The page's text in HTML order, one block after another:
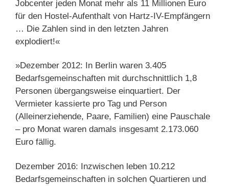
Jobcenter jeden Monat mehr als 11 Millionen Euro
für den Hostel-Aufenthalt von Hartz-IV-Empfängern
… Die Zahlen sind in den letzten Jahren
explodiert!«
»Dezember 2012: In Berlin waren 3.405
Bedarfsgemeinschaften mit durchschnittlich 1,8
Personen übergangsweise einquartiert. Der
Vermieter kassierte pro Tag und Person
(Alleinerziehende, Paare, Familien) eine Pauschale
– pro Monat waren damals insgesamt 2.173.060
Euro fällig.
Dezember 2016: Inzwischen leben 10.212
Bedarfsgemeinschaften in solchen Quartieren und